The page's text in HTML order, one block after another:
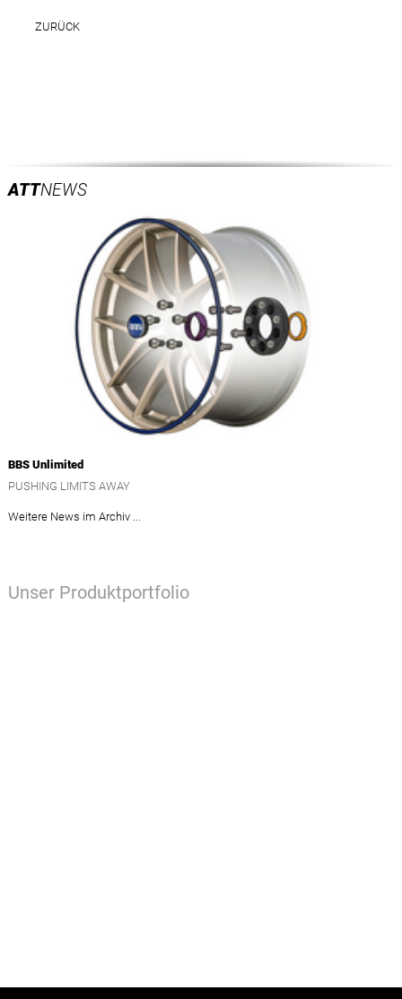
ZURÜCK
ATTNEWS
BBS Unlimited
PUSHING LIMITS AWAY
Weitere News im Archiv ...
Unser Produktportfolio